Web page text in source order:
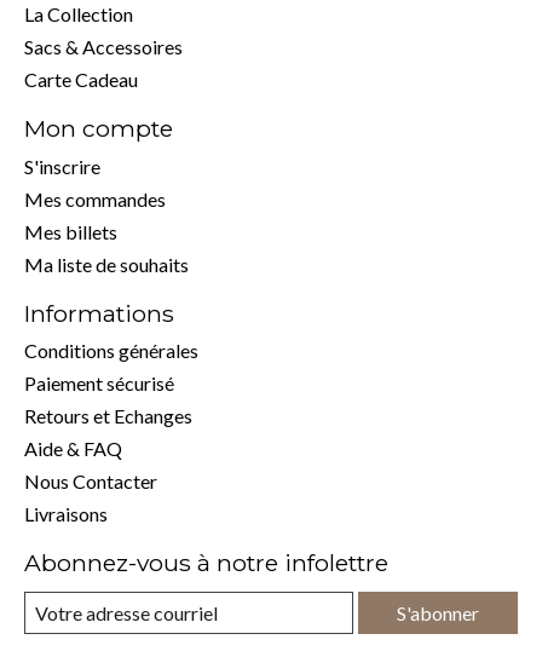
La Collection
Sacs & Accessoires
Carte Cadeau
Mon compte
S'inscrire
Mes commandes
Mes billets
Ma liste de souhaits
Informations
Conditions générales
Paiement sécurisé
Retours et Echanges
Aide & FAQ
Nous Contacter
Livraisons
Abonnez-vous à notre infolettre
S'abonner